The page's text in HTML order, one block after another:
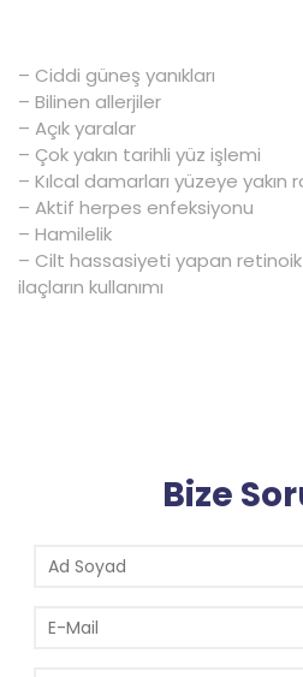
– Ciddi güneş yanıkları
– Bilinen allerjiler
– Açık yaralar
– Çok yakın tarihli yüz işlemi
– Kılcal damarları yüzeye
– Aktif herpes enfeksiyonu
– Hamilelik
– Cilt hassasiyeti yapan
ilaçların kullanımı
Bize